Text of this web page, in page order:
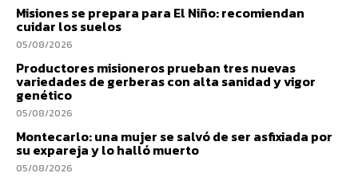
Misiones se prepara para El Niño: recomiendan
cuidar los suelos
05/08/2026
Productores misioneros prueban tres nuevas
variedades de gerberas con alta sanidad y vigor
genético
05/08/2026
Montecarlo: una mujer se salvó de ser asfixiada por
su expareja y lo halló muerto
05/08/2026